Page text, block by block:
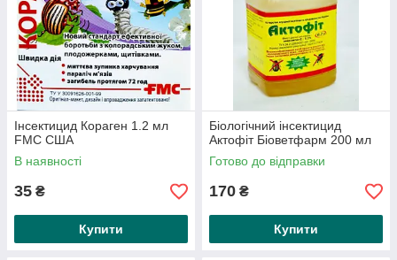
Інсектицид Кораген 1.2 мл
FMC США
В наявності
35 ₴
Купити
Біологічний інсектицид
Актофіт Біоветфарм 200 мл
Готово до відправки
170 ₴
Купити